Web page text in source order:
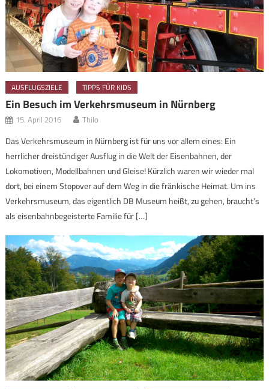
AUSFLUGSZIELE TIPPS FÜR KIDS
Ein Besuch im Verkehrsmuseum in Nürnberg
15. April 2016 Thilo
Das Verkehrsmuseum in Nürnberg ist für uns vor allem eines: Ein
herrlicher dreistündiger Ausflug in die Welt der Eisenbahnen, der
Lokomotiven, Modellbahnen und Gleise! Kürzlich waren wir wieder mal
dort, bei einem Stopover auf dem Weg in die fränkische Heimat. Um ins
Verkehrsmuseum, das eigentlich DB Museum heißt, zu gehen, braucht’s
als eisenbahnbegeisterte Familie für […]